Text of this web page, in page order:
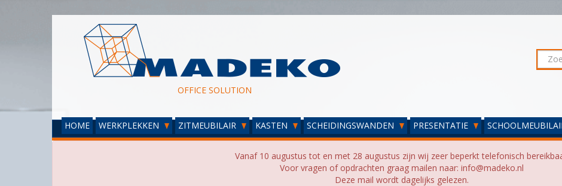
OFFICE SOLUTION
HOME WERKPLEKKEN ZITMEUBILAIR KASTEN SCHEIDINGSWANDEN PRESENTATIE
Vanaf 10 augustus tot en met 28 augustus zijn wij zeer beperkt telefonisch
Voor vragen of opdrachten graag mailen naar: info@madeko.nl
Deze mail wordt dagelijks gelezen.